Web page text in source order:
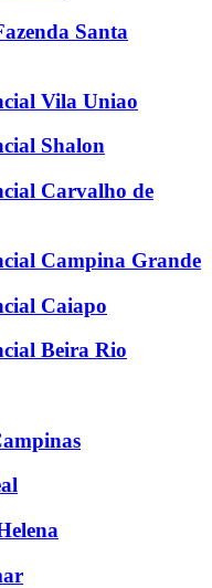
Santa
Vila Uniao
Shalon
Carvalho de
Campina Grande
Caiapo
Beira Rio